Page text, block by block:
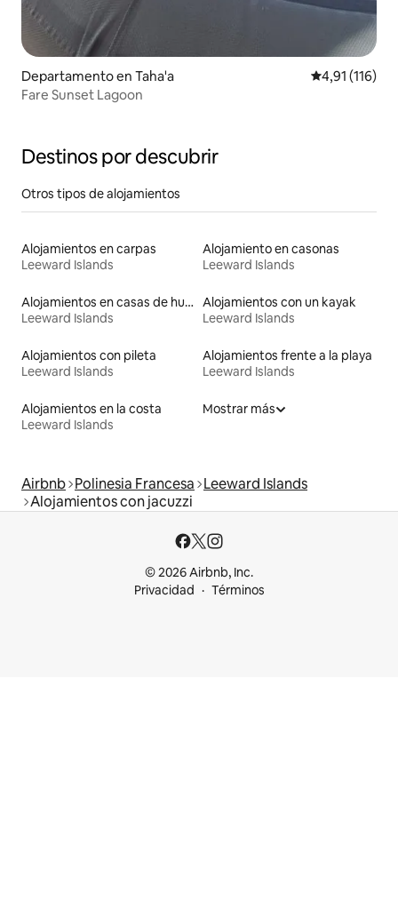
Departamento en Taha'a Calificación
4,91 (116)
Fare Sunset Lagoon
Destinos por descubrir
Otros tipos de alojamientos
Alojamientos en carpas
Leeward Islands
Alojamiento en casonas
Leeward Islands
Alojamientos en casas de huéspedes
Leeward Islands
Alojamientos con un kayak
Leeward Islands
Alojamientos con pileta
Leeward Islands
Alojamientos frente a la playa
Leeward Islands
Alojamientos en la costa
Leeward Islands
Mostrar más
Airbnb Polinesia Francesa Leeward Islands
Alojamientos con jacuzzi
© 2026 Airbnb, Inc.
Privacidad
Términos